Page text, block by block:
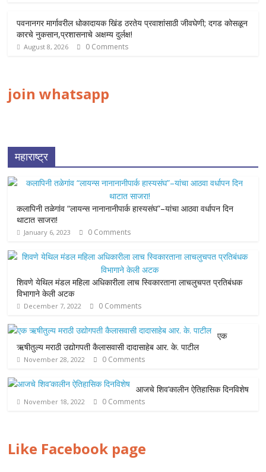
पवनानगर मार्गावरील धोकादायक खिंड ठरतेय प्रवाशांसाठी जीवघेणी; दगड कोसळून
कारचे नुकसान,प्रशासनाचे अक्षम्य दुर्लक्ष!
August 8, 2026 0 Comments
join whatsapp
महाराष्ट्र
कलापिनी तळेगांव “लायन्स नानानानीपार्क हास्यसंघ”–यांचा आठवा वर्धापन दिन
थाटात साजरा!
January 6, 2023 0 Comments
शिवणे येथिल मंडल महिला अधिकारीला लाच स्विकारताना लाचलुचपत प्रतिबंधक
विभागाने केली अटक
December 7, 2022 0 Comments
एक
ऋषीतुल्य मराठी उद्योगपती कैलासवासी दादासाहेब आर. के. पाटील
November 28, 2022 0 Comments
आजचे शिव’कालीन ऐतिहासिक दिनविशेष
November 18, 2022 0 Comments
Like Facebook page